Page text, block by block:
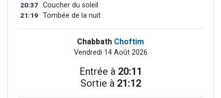
20:37 Coucher du soleil
21:19 Tombée de la nuit
Chabbath Choftim
Vendredi 14 Août 2026
Entrée à 20:11
Sortie à 21:12